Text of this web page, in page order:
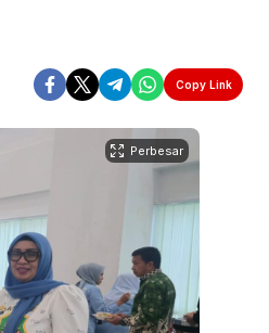
Copy Link
Perbesar